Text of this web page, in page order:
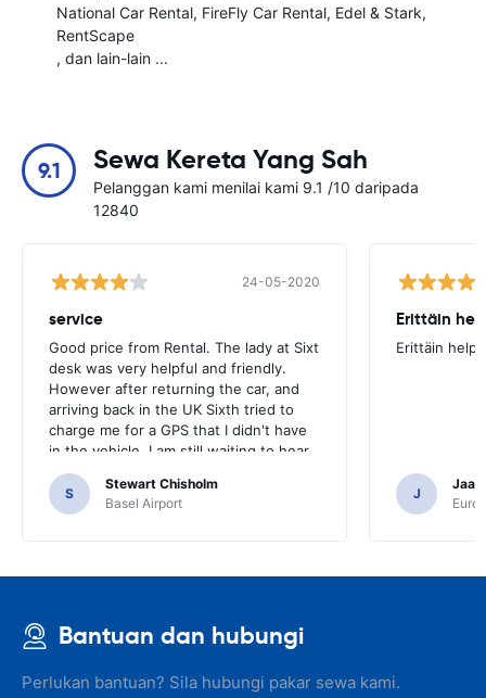
National Car Rental FireFly Car Rental Edel & Stark
RentScape
, dan lain-lain ...
9.1 Sewa Kereta Yang Sah
Pelanggan kami menilai kami 9.1 /10 daripada
12840
24-05-2020
service
Good price from Rental. The lady at Sixt
desk was very helpful and friendly.
However after returning the car, and
arriving back in the UK Sixth tried to
charge me for a GPS that I didn't have
in the vehicle. I am still waiting to hear
from them if they have rectified the
error.
S
Stewart Chisholm
Basel Airport
Erittäin
Erittäin
J
Bantuan dan hubungi
Perlukan bantuan? Sila hubungi pakar sewa kami.